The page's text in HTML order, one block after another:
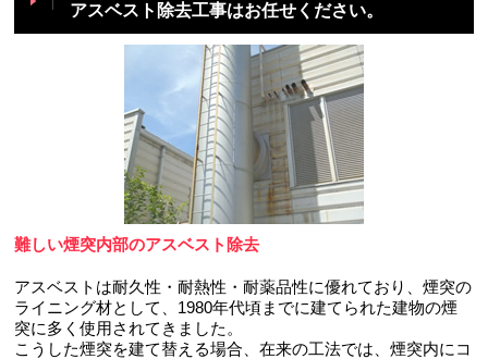
アスベスト除去工事はお任せください。
難しい煙突内部のアスベスト除去
アスベストは耐久性・耐熱性・耐薬品性に優れており、煙突の
ライニング材として、1980年代頃までに建てられた建物の煙
突に多く使用されてきました。
こうした煙突を建て替える場合、在来の工法では、煙突内にコ